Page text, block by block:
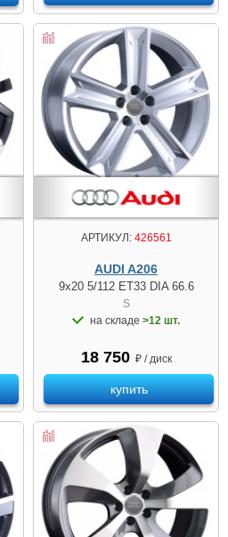
АРТИКУЛ:426561
AUDI A206
9x20 5/112 ET33 DIA 66.6
S
на складе >12 шт.
18 750 ₽ / диск
купить